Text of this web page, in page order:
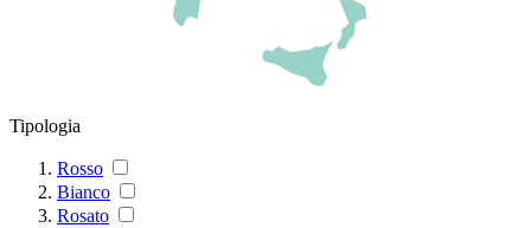
Tipologia
Rosso
Bianco
Rosato